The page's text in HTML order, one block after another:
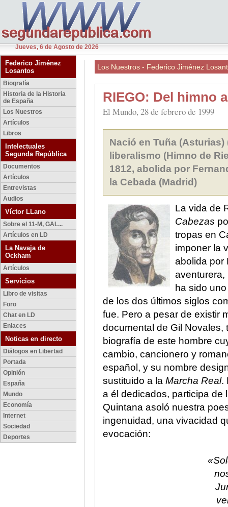
Jueves, 6 de Agosto de 2026
Federico Jiménez
Losantos
Biografía
Historia de la Historia
de España
Los Nuestros
Artículos
Libros
Intelectuales
Segunda República
Documentos
Artículos
Entrevistas
Audios
Víctor LLano
Sobre el 11-M, GAL...
Artículos en LD
La Navaja de
Ockham
Artículos
Servicios
Libro de visitas
Foro
Chat en LD
Enlaces
Noticas en directo
Diálogos en Libertad
Portada
Opinión
España
Mundo
Economía
Internet
Sociedad
Deportes
Los Nuestros - Federico Jiménez
RIEGO: Del himno
El Mundo, 28 de febrero de 1999
Nació en Tuña (Asturias)
liberalismo (Himno de
1812, abolida por
la Cebada (Madrid)
La vida de
Cabezas
tropas en
imponer la
abolida por
aventurera,
ha sido
de los dos últimos siglos
fue. Pero a pesar de existir
documental de Gil
biografía de este hombre
cambio, cancionero y
español, y su nombre
sustituido a la Marcha Real.
a él dedicados, participa de
Quintana asoló nuestra
ingenuidad, una vivacidad
evocación: